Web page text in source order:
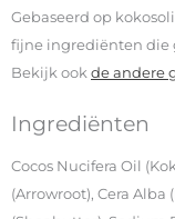
Gebaseerd op
fijne ingrediënten die
Bekijk ook de andere
Ingrediënten
Cocos Nucifera Oil
(Arrowroot), Cera